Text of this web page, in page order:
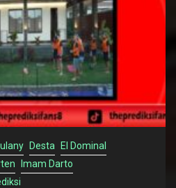
Desta
El Dominal
Imam Darto